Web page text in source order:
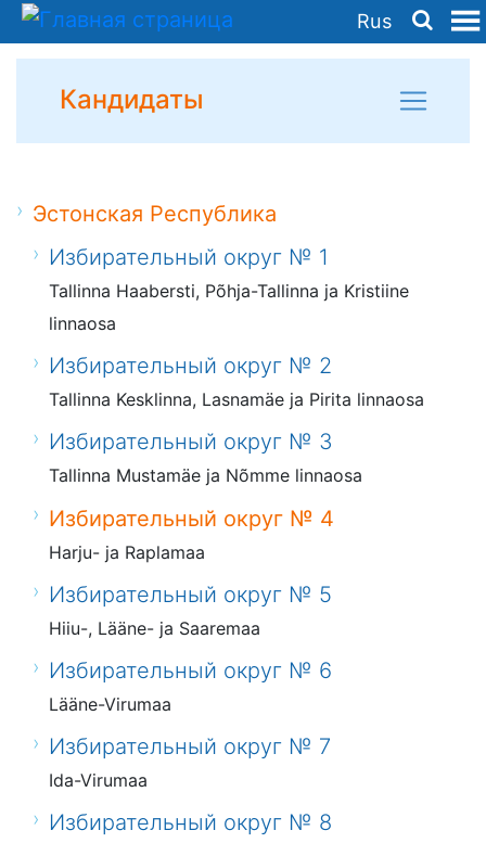
Rus
Кандидаты
Эстонская Республика
Избирательный округ № 1
Tallinna Haabersti, Põhja-Tallinna ja Kristiine
linnaosa
Избирательный округ № 2
Tallinna Kesklinna, Lasnamäe ja Pirita linnaosa
Избирательный округ № 3
Tallinna Mustamäe ja Nõmme linnaosa
Избирательный округ № 4
Harju- ja Raplamaa
Избирательный округ № 5
Hiiu-, Lääne- ja Saaremaa
Избирательный округ № 6
Lääne-Virumaa
Избирательный округ № 7
Ida-Virumaa
Избирательный округ № 8